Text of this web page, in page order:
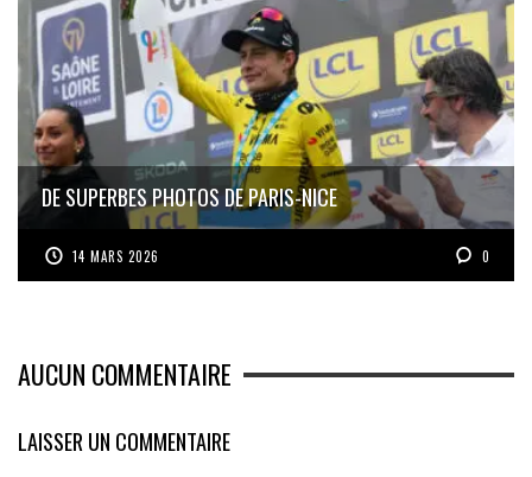
DE SUPERBES PHOTOS DE PARIS-NICE
14 MARS 2026 0
AUCUN COMMENTAIRE
LAISSER UN COMMENTAIRE